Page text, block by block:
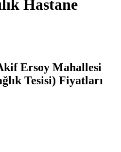
Hastane
Ersoy Mahallesi
Tesisi) Fiyatları